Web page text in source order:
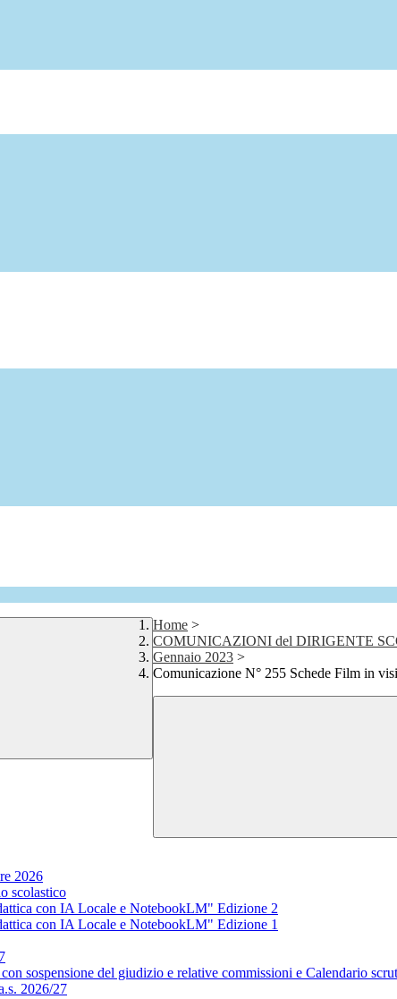
Home >
COMUNICAZIONI del DIRIGENTE
Gennaio 2023 >
Comunicazione N° 255 Schede Film in
2026
scolastico
con IA Locale e NotebookLM" Edizione 2
con IA Locale e NotebookLM" Edizione 1
sospensione del giudizio e relative commissioni e Calendario
2026/27